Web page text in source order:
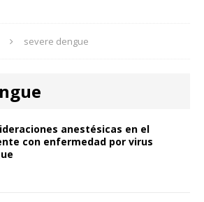
severe dengue
anestésicas en el
con enfermedad por virus